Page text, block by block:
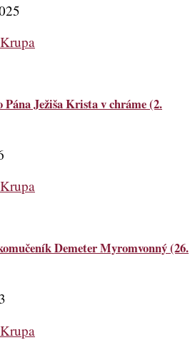
Pána Ježiša Krista v chráme (2.
Demeter Myromvonný (26.